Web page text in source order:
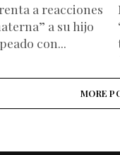
a reacciones
a su hijo
con...
MORE